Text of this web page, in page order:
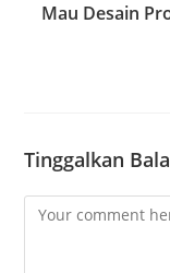
Mau Desain
Tinggalkan